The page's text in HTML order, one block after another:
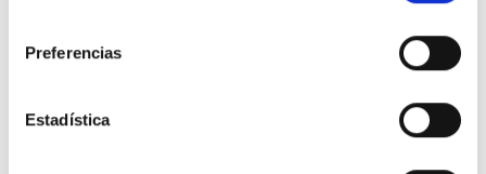
Preferencias
Estadística
Vamos a preguntar sobre ello al
Gobierno